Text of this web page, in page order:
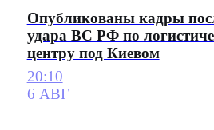
Опубликованы кадры
удара ВС РФ по
центру под Киевом
20:10
6 АВГ